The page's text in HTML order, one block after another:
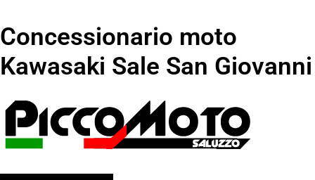
Concessionario moto
Kawasaki Sale San Giovanni